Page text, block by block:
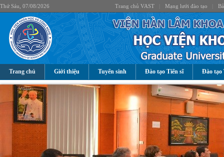
Thứ Sáu, 07/08/2026 Trang chủ VAST Mạng lưới đào tạo
Trang chủ Giới thiệu Tuyển sinh Đào tạo Tiến sĩ Đào tạo